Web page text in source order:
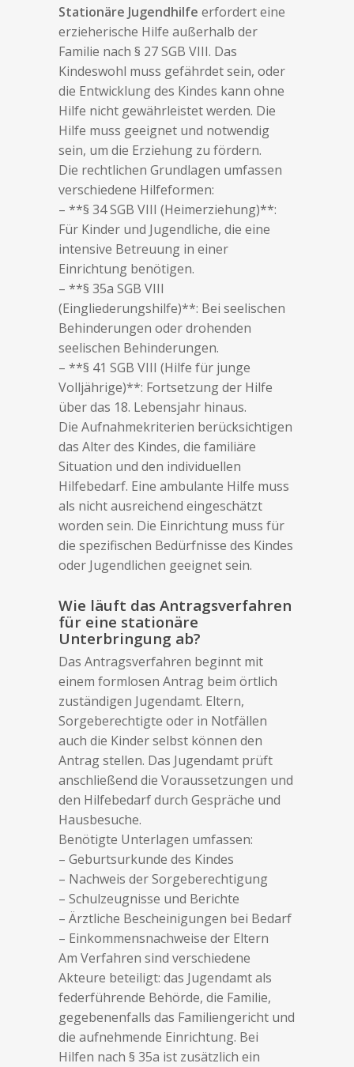
Stationäre Jugendhilfe erfordert eine
erzieherische Hilfe außerhalb der
Familie nach § 27 SGB VIII. Das
Kindeswohl muss gefährdet sein, oder
die Entwicklung des Kindes kann ohne
Hilfe nicht gewährleistet werden. Die
Hilfe muss geeignet und notwendig
sein, um die Erziehung zu fördern.
Die rechtlichen Grundlagen umfassen
verschiedene Hilfeformen:
– **§ 34 SGB VIII (Heimerziehung)**:
Für Kinder und Jugendliche, die eine
intensive Betreuung in einer
Einrichtung benötigen.
– **§ 35a SGB VIII
(Eingliederungshilfe)**: Bei seelischen
Behinderungen oder drohenden
seelischen Behinderungen.
– **§ 41 SGB VIII (Hilfe für junge
Volljährige)**: Fortsetzung der Hilfe
über das 18. Lebensjahr hinaus.
Die Aufnahmekriterien berücksichtigen
das Alter des Kindes, die familiäre
Situation und den individuellen
Hilfebedarf. Eine ambulante Hilfe muss
als nicht ausreichend eingeschätzt
worden sein. Die Einrichtung muss für
die spezifischen Bedürfnisse des Kindes
oder Jugendlichen geeignet sein.
Wie läuft das Antragsverfahren
für eine stationäre
Unterbringung ab?
Das Antragsverfahren beginnt mit
einem formlosen Antrag beim örtlich
zuständigen Jugendamt. Eltern,
Sorgeberechtigte oder in Notfällen
auch die Kinder selbst können den
Antrag stellen. Das Jugendamt prüft
anschließend die Voraussetzungen und
den Hilfebedarf durch Gespräche und
Hausbesuche.
Benötigte Unterlagen umfassen:
– Geburtsurkunde des Kindes
– Nachweis der Sorgeberechtigung
– Schulzeugnisse und Berichte
– Ärztliche Bescheinigungen bei Bedarf
– Einkommensnachweise der Eltern
Am Verfahren sind verschiedene
Akteure beteiligt: das Jugendamt als
federführende Behörde, die Familie,
gegebenenfalls das Familiengericht und
die aufnehmende Einrichtung. Bei
Hilfen nach § 35a ist zusätzlich ein